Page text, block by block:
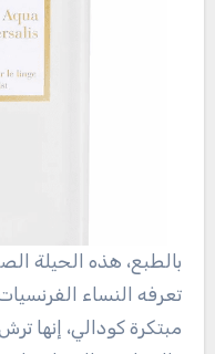
بالطبع، هذه الحيلة
تعرفه النساء
مبتكرة كودالي، إنها